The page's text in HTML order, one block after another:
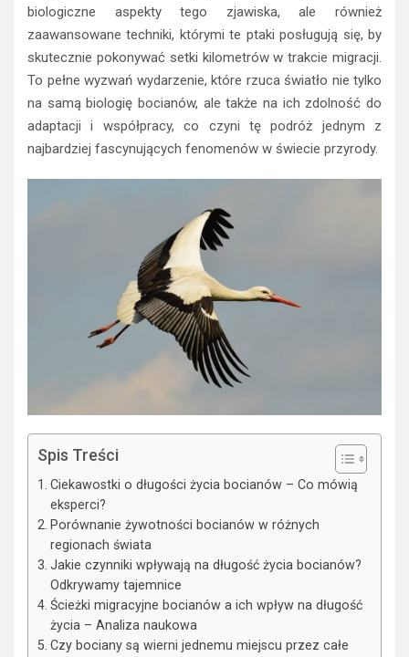
biologiczne aspekty tego zjawiska, ale również
zaawansowane techniki, którymi te ptaki posługują się, by
skutecznie pokonywać setki kilometrów w trakcie migracji.
To pełne wyzwań wydarzenie, które rzuca światło nie tylko
na samą biologię bocianów, ale także na ich zdolność do
adaptacji i współpracy, co czyni tę podróż jednym z
najbardziej fascynujących fenomenów w świecie przyrody.
Spis Treści
Ciekawostki o długości życia bocianów – Co mówią
eksperci?
Porównanie żywotności bocianów w różnych
regionach świata
Jakie czynniki wpływają na długość życia bocianów?
Odkrywamy tajemnice
Ścieżki migracyjne bocianów a ich wpływ na długość
życia – Analiza naukowa
Czy bociany są wierni jednemu miejscu przez całe